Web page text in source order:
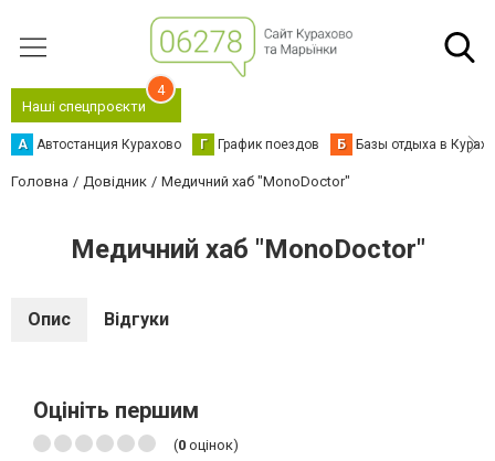
Наші спецпроєкти
4
А Автостанция Курахово Г График поездов Б Базы отдыха в
Головна Довідник Медичний хаб "MonoDoctor"
Медичний хаб "MonoDoctor"
Опис Відгуки
Оцініть першим
(0 оцінок)